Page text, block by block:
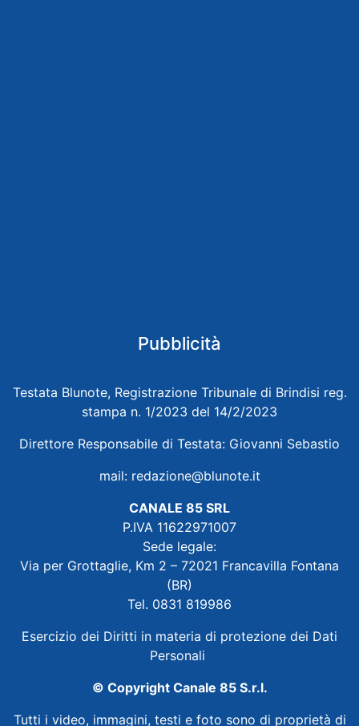
Pubblicità
Testata Blunote, Registrazione Tribunale di Brindisi reg.
stampa n. 1/2023 del 14/2/2023
Direttore Responsabile di Testata: Giovanni Sebastio
mail: redazione@blunote.it
CANALE 85 SRL
P.IVA 11622971007
Sede legale:
Via per Grottaglie, Km 2 – 72021 Francavilla Fontana
(BR)
Tel. 0831 819986
Esercizio dei Diritti in materia di protezione dei Dati
Personali
© Copyright Canale 85 S.r.l.
Tutti i video, immagini, testi e foto sono di proprietà di